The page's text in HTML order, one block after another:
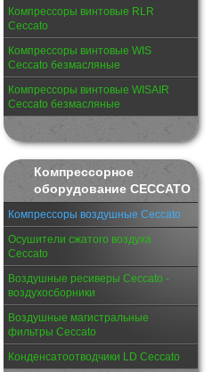
Компрессоры винтовые RLR
Ceccato
Компрессоры винтовые WIS
Ceccato безмасляные
Компрессоры винтовые WISAIR
Ceccato безмасляные
Компрессорное
оборудование CECCATO
Компрессоры воздушные Ceccato
Осушители сжатого воздуха
Ceccato
Воздушные ресиверы Ceccato -
воздухосборники
Воздушные магистральные
фильтры Ceccato
Конденсатоотводчики LD Ceccato